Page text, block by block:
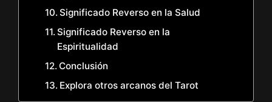
Significado Reverso en la Salud
Significado Reverso en la
Espiritualidad
Conclusión
Explora otros arcanos del Tarot